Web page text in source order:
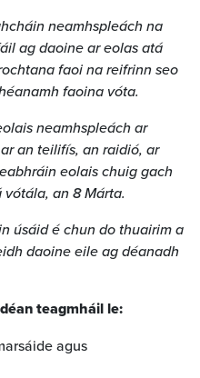
neamhspleách na
ag daoine ar eolas atá
faoi na reifrinn seo
faoina vóta.
neamhspleách ar
an teilifís, an raidió, ar
eolais chuig gach
an 8 Márta.
úsáid é chun do thuairim a
daoine eile ag déanadh
teagmháil le:
agus